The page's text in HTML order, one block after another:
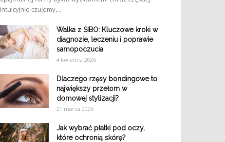
intuicyjnie czujemy,...
Walka z SIBO: Kluczowe kroki w
diagnozie, leczeniu i poprawie
samopoczucia
4 kwietnia 2026
Dlaczego rzęsy bondingowe to
największy przełom w
domowej stylizacji?
21 marca 2026
Jak wybrać płatki pod oczy,
które ochronią skórę?